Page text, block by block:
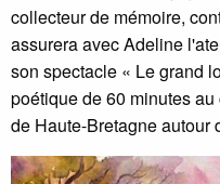
collecteur de mémoire,
assurera avec Adeline
son spectacle « Le grand
poétique de 60 minutes
de Haute-Bretagne autour